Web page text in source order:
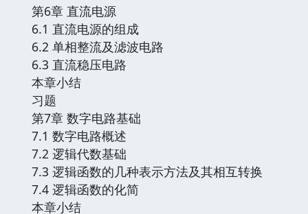
第6章 直流电源
6.1 直流电源的组成
6.2 单相整流及滤波电路
6.3 直流稳压电路
本章小结
习题
第7章 数字电路基础
7.1 数字电路概述
7.2 逻辑代数基础
7.3 逻辑函数的几种表示方法及其相互转换
7.4 逻辑函数的化简
本章小结